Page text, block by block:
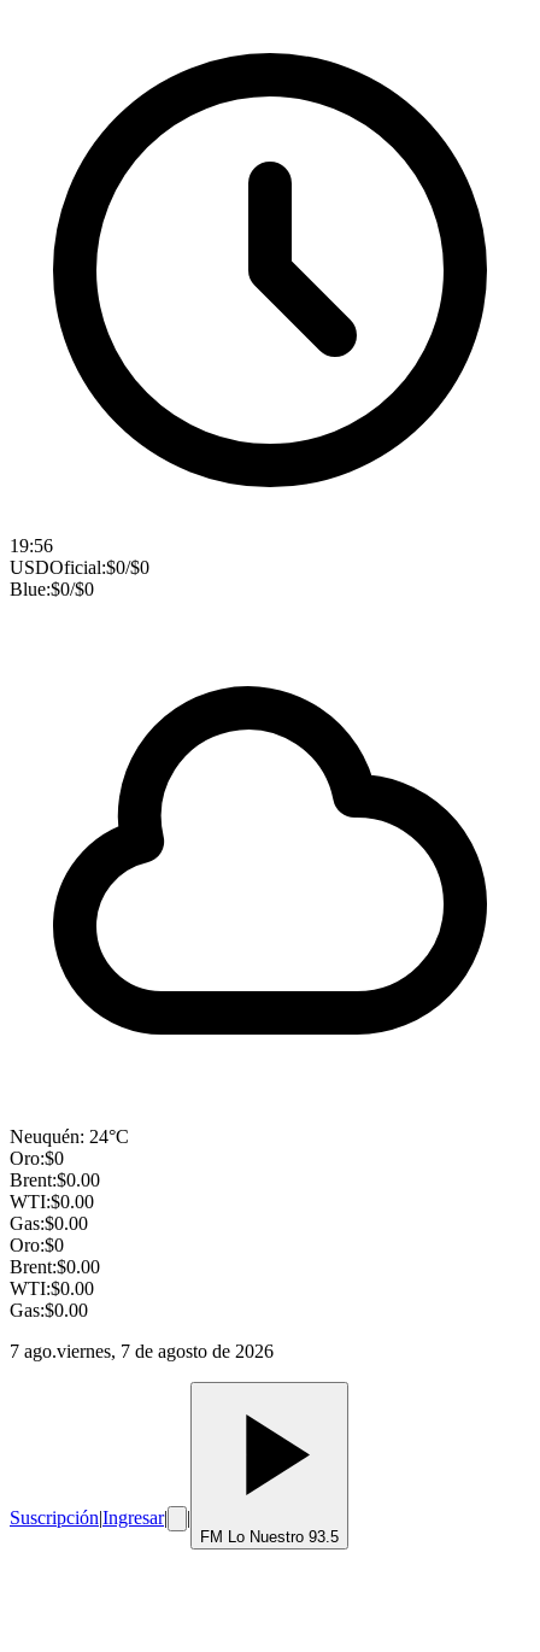
19:56
USDOficial:$0/$0
Blue:$0/$0
Neuquén: 24°C
Oro:$0
Brent:$0.00
WTI:$0.00
Gas:$0.00
Oro:$0
Brent:$0.00
WTI:$0.00
Gas:$0.00
7 ago.viernes, 7 de agosto de 2026
Suscripción|Ingresar| |
FM Lo Nuestro 93.5